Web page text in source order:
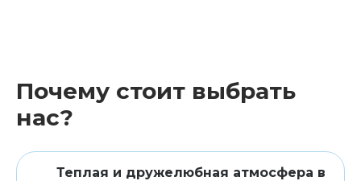
Почему стоит выбрать
нас?
Теплая и дружелюбная атмосфера в